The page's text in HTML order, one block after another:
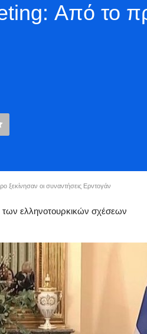
Από το
οι συναντήσεις Ερντογάν
ελληνοτουρκικών σχέσεων